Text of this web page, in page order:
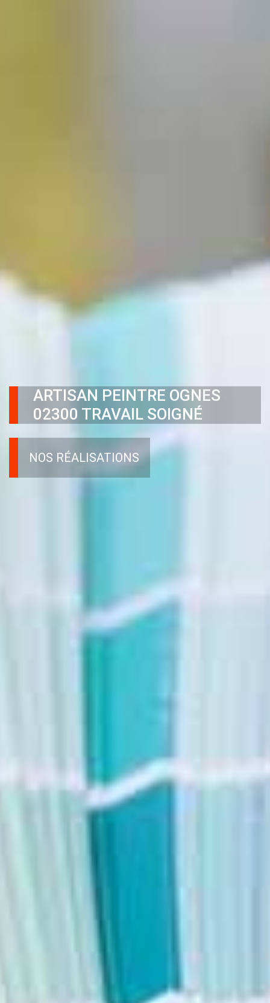
ARTISAN PEINTRE OGNES
02300 TRAVAIL SOIGNÉ
NOS RÉALISATIONS